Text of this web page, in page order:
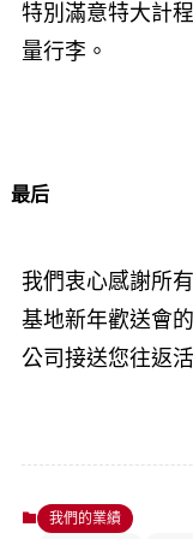
特別滿意特大計
量行李。
最后
我們衷心感謝所
基地新年歡送會
公司接送您往返
我們的業績